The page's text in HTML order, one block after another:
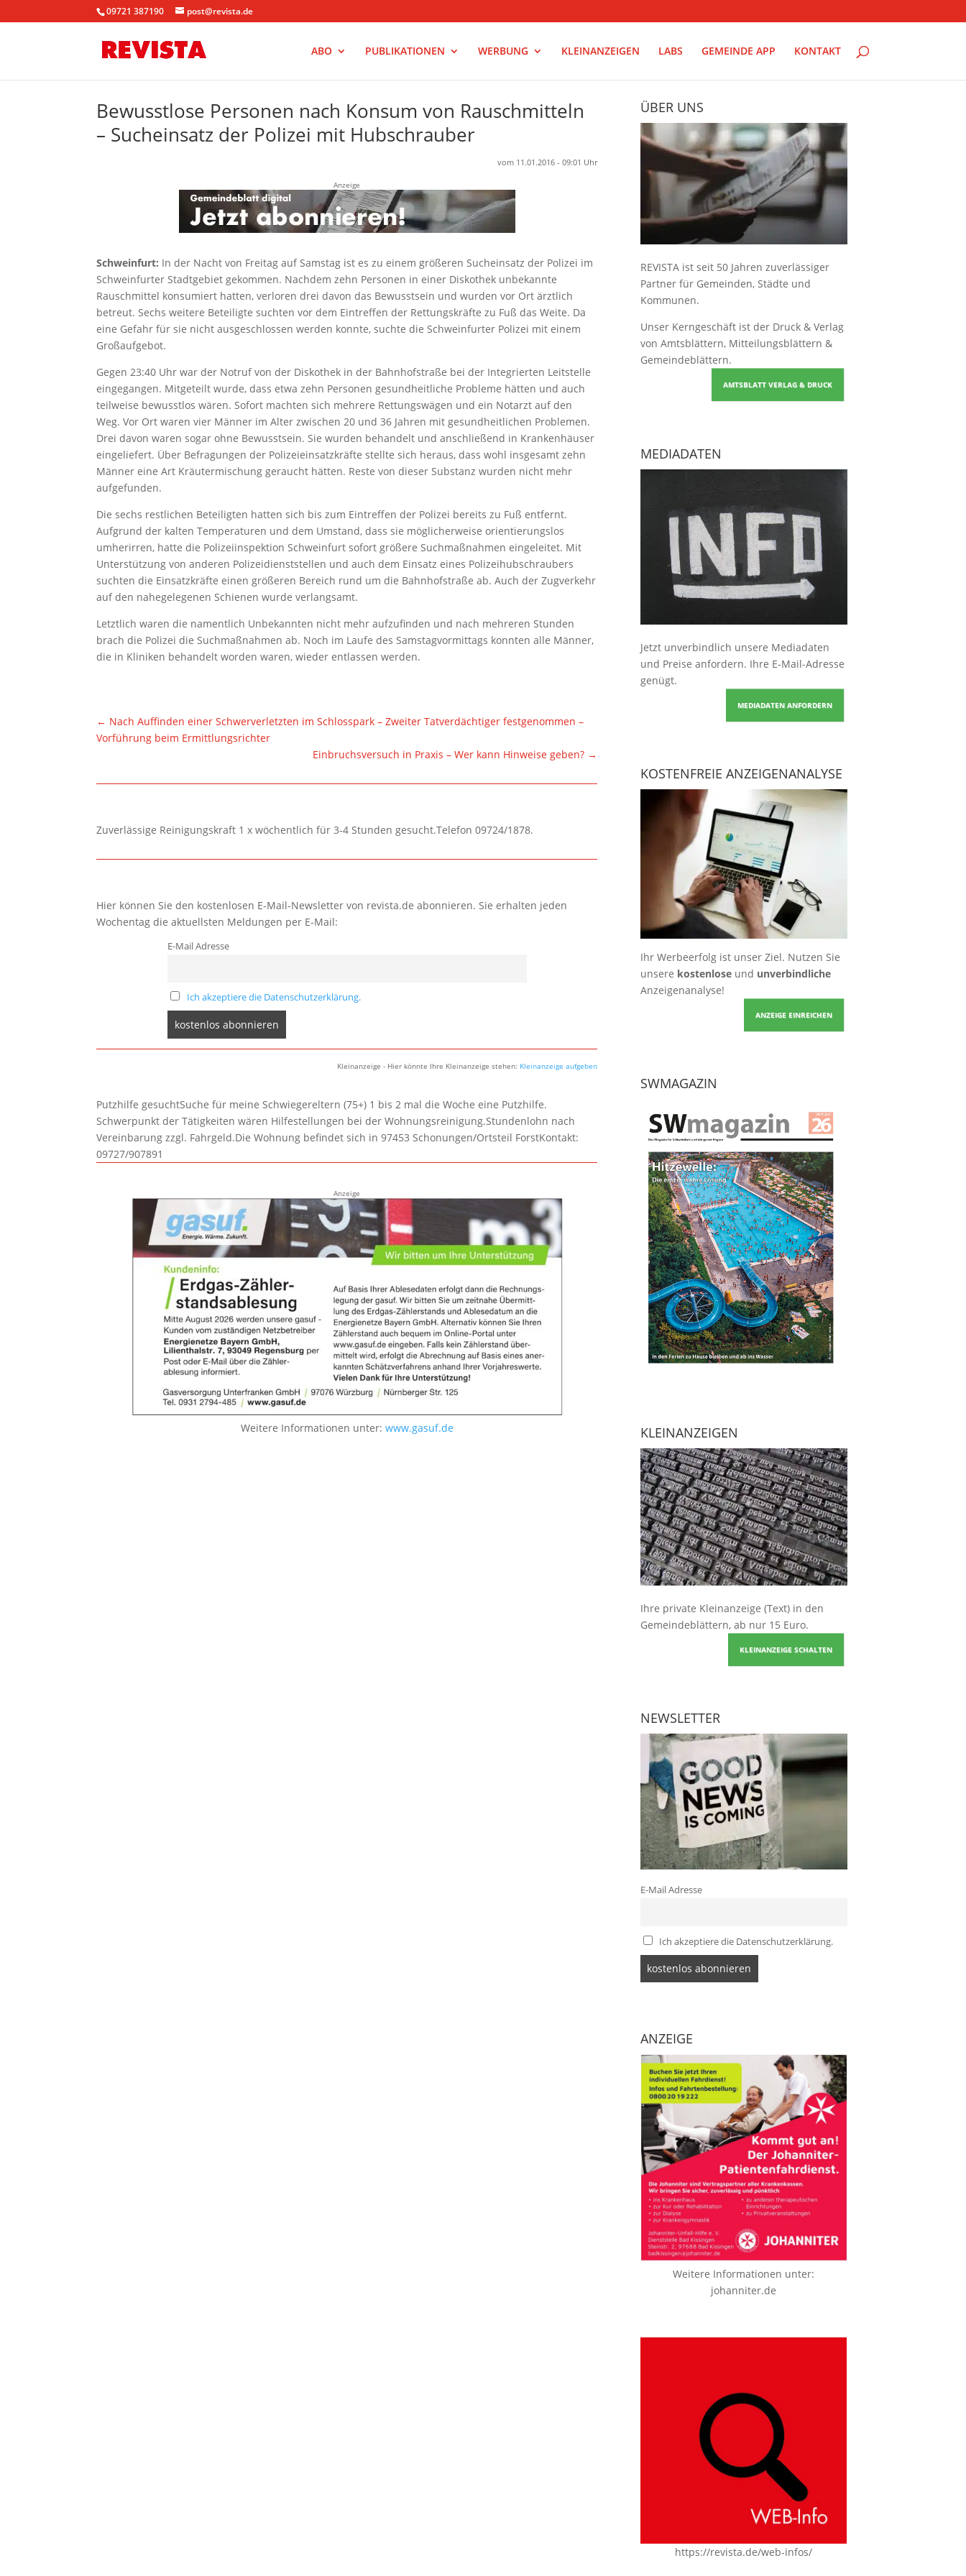
09721 387190 post@revista.de
ABO PUBLIKATIONEN WERBUNG KLEINANZEIGEN LABS GEMEINDE APP KONTAKT
Bewusstlose Personen nach Konsum von Rauschmitteln
– Sucheinsatz der Polizei mit Hubschrauber
vom 11.01.2016 - 09:01 Uhr
Anzeige
Schweinfurt: In der Nacht von Freitag auf Samstag ist es zu einem größeren Sucheinsatz der Polizei im
Schweinfurter Stadtgebiet gekommen. Nachdem zehn Personen in einer Diskothek unbekannte
Rauschmittel konsumiert hatten, verloren drei davon das Bewusstsein und wurden vor Ort ärztlich
betreut. Sechs weitere Beteiligte suchten vor dem Eintreffen der Rettungskräfte zu Fuß das Weite. Da
eine Gefahr für sie nicht ausgeschlossen werden konnte, suchte die Schweinfurter Polizei mit einem
Großaufgebot.
Gegen 23:40 Uhr war der Notruf von der Diskothek in der Bahnhofstraße bei der Integrierten Leitstelle
eingegangen. Mitgeteilt wurde, dass etwa zehn Personen gesundheitliche Probleme hätten und auch
teilweise bewusstlos wären. Sofort machten sich mehrere Rettungswägen und ein Notarzt auf den
Weg. Vor Ort waren vier Männer im Alter zwischen 20 und 36 Jahren mit gesundheitlichen Problemen.
Drei davon waren sogar ohne Bewusstsein. Sie wurden behandelt und anschließend in Krankenhäuser
eingeliefert. Über Befragungen der Polizeieinsatzkräfte stellte sich heraus, dass wohl insgesamt zehn
Männer eine Art Kräutermischung geraucht hätten. Reste von dieser Substanz wurden nicht mehr
aufgefunden.
Die sechs restlichen Beteiligten hatten sich bis zum Eintreffen der Polizei bereits zu Fuß entfernt.
Aufgrund der kalten Temperaturen und dem Umstand, dass sie möglicherweise orientierungslos
umherirren, hatte die Polizeiinspektion Schweinfurt sofort größere Suchmaßnahmen eingeleitet. Mit
Unterstützung von anderen Polizeidienststellen und auch dem Einsatz eines Polizeihubschraubers
suchten die Einsatzkräfte einen größeren Bereich rund um die Bahnhofstraße ab. Auch der Zugverkehr
auf den nahegelegenen Schienen wurde verlangsamt.
Letztlich waren die namentlich Unbekannten nicht mehr aufzufinden und nach mehreren Stunden
brach die Polizei die Suchmaßnahmen ab. Noch im Laufe des Samstagvormittags konnten alle Männer,
die in Kliniken behandelt worden waren, wieder entlassen werden.
← Nach Auffinden einer Schwerverletzten im Schlosspark – Zweiter Tatverdächtiger festgenommen –
Vorführung beim Ermittlungsrichter
Einbruchsversuch in Praxis – Wer kann Hinweise geben? →
Zuverlässige Reinigungskraft 1 x wöchentlich für 3-4 Stunden gesucht.Telefon 09724/1878.
Hier können Sie den kostenlosen E-Mail-Newsletter von revista.de abonnieren. Sie erhalten jeden
Wochentag die aktuellsten Meldungen per E-Mail:
E-Mail Adresse
Ich akzeptiere die Datenschutzerklärung.
Kleinanzeige - Hier könnte Ihre Kleinanzeige stehen: Kleinanzeige aufgeben
Putzhilfe gesuchtSuche für meine Schwiegereltern (75+) 1 bis 2 mal die Woche eine Putzhilfe.
Schwerpunkt der Tätigkeiten wären Hilfestellungen bei der Wohnungsreinigung.Stundenlohn nach
Vereinbarung zzgl. Fahrgeld.Die Wohnung befindet sich in 97453 Schonungen/Ortsteil ForstKontakt:
09727/907891
Anzeige
Weitere Informationen unter: www.gasuf.de
ÜBER UNS
REVISTA ist seit 50 Jahren zuverlässiger
Partner für Gemeinden, Städte und
Kommunen.
Unser Kerngeschäft ist der Druck & Verlag
von Amtsblättern, Mitteilungsblättern &
Gemeindeblättern.
AMTSBLATT VERLAG & DRUCK
MEDIADATEN
Jetzt unverbindlich unsere Mediadaten
und Preise anfordern. Ihre E-Mail-Adresse
genügt.
MEDIADATEN ANFORDERN
KOSTENFREIE ANZEIGENANALYSE
Ihr Werbeerfolg ist unser Ziel. Nutzen Sie
unsere kostenloseund unverbindliche
Anzeigenanalyse!
ANZEIGE EINREICHEN
SWMAGAZIN
KLEINANZEIGEN
Ihre private Kleinanzeige (Text) in den
Gemeindeblättern, ab nur 15 Euro.
KLEINANZEIGE SCHALTEN
NEWSLETTER
E-Mail Adresse
Ich akzeptiere die Datenschutzerklärung.
ANZEIGE
Weitere Informationen unter:
johanniter.de
https://revista.de/web-infos/